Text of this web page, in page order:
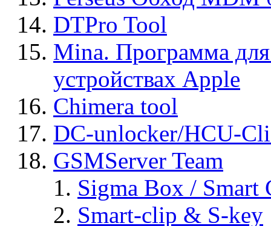
DTPro Tool
Mina. Программа
устройствах Apple
Chimera tool
DC-unlocker/HCU-
GSMServer Team
Sigma Box / Smart
Smart-clip & S-key